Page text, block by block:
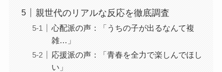
親世代のリアルな反応を徹底調査
心配派の声：「うちの子が出るなんて複
雑…」
応援派の声：「青春を全力で楽しんでほし
い」